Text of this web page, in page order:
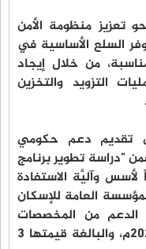
تعزيز منظومة الأمن
السلع الأساسية في
من خلال إيجاد
التزويد والتخزين
تقديم دعم حكومي
"دراسة تطوير برنامج
وآليَّة الاستفادة
العامة للإسكان
الدعم من المخصصات
المرصودة للبرنامج للسنة المالية 2026م، والبالغة قيمتها 3